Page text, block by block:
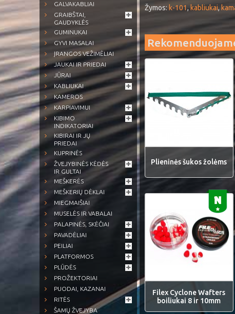
GALVAKABLIAI
GRAIBŠTAI,
GAUDYKLĖS
GUMINUKAI
GYVI MASALAI
ĮRANGOS VEŽIMĖLIAI
JAUKAI IR PRIEDAI
JŪRAI
KABLIUKAI
KAMEROS
KARPIAVIMUI
KIBIMO
INDIKATORIAI
KIBIRAI IR JŲ
PRIEDAI
KUPRINĖS
ŽVEJYBINĖS KĖDĖS
IR GULTAI
MEŠKERĖS
MEŠKERIŲ DĖKLAI
MIEGMAIŠIAI
MUSELĖS IR VABALAI
PALAPINĖS, SKĖČIAI
PAVADĖLIAI
PEILIAI
PLATFORMOS
PLŪDĖS
PROŽEKTORIAI
PUODAI, KAZANAI
RITĖS
ŠAMŲ ŽVEJYBA
Žymos: k-101,kabliukai,
Plieninės šukos žolėms
Filex Cyclone Wafters
boiliukai 8 ir 10mm